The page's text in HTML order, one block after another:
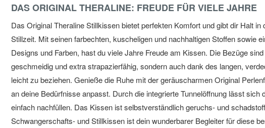
DAS ORIGINAL THERALINE: FREUDE FÜR VIELE JAHRE
Das Original Theraline Stillkissen bietet perfekten Komfort und gibt dir Halt
Stillzeit. Mit seinen farbechten, kuscheligen und nachhaltigen Stoffen sowie
Designs und Farben, hast du viele Jahre Freude am Kissen. Die Bezüge
geschmeidig und extra strapazierfähig, sondern auch dank des langen,
leicht zu beziehen. Genieße die Ruhe mit der geräuscharmen Original
an deine Bedürfnisse anpasst. Durch die integrierte Tunnelöffnung lässt sich
einfach nachfüllen. Das Kissen ist selbstverständlich geruchs- und
Schwangerschafts- und Stillkissen ist dein wunderbarer Begleiter für diese